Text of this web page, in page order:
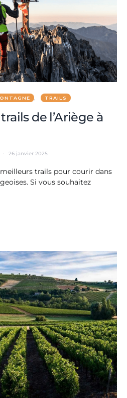
TRAILS
de l’Ariège à
26 janvier 2025
trails pour courir dans
Si vous souhaitez